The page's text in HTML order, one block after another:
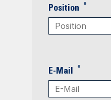
Position *
E-Mail *